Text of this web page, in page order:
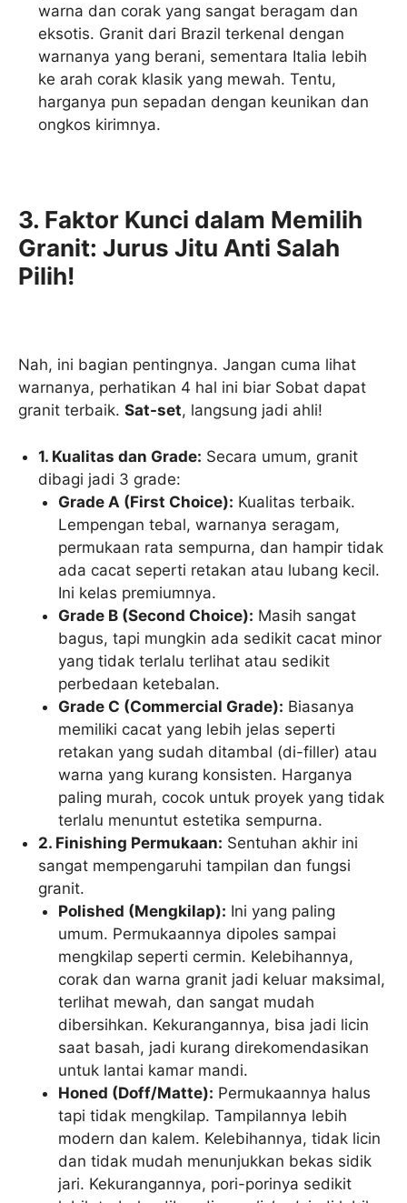
warna dan corak yang sangat beragam dan
eksotis. Granit dari Brazil terkenal dengan
warnanya yang berani, sementara Italia lebih
ke arah corak klasik yang mewah. Tentu,
harganya pun sepadan dengan keunikan dan
ongkos kirimnya.
3. Faktor Kunci dalam Memilih
Granit: Jurus Jitu Anti Salah
Pilih!
Nah, ini bagian pentingnya. Jangan cuma lihat
warnanya, perhatikan 4 hal ini biar Sobat dapat
granit terbaik. Sat-set, langsung jadi ahli!
1. Kualitas dan Grade: Secara umum, granit
dibagi jadi 3 grade:
Grade A (First Choice): Kualitas terbaik.
Lempengan tebal, warnanya seragam,
permukaan rata sempurna, dan hampir tidak
ada cacat seperti retakan atau lubang kecil.
Ini kelas premiumnya.
Grade B (Second Choice): Masih sangat
bagus, tapi mungkin ada sedikit cacat minor
yang tidak terlalu terlihat atau sedikit
perbedaan ketebalan.
Grade C (Commercial Grade): Biasanya
memiliki cacat yang lebih jelas seperti
retakan yang sudah ditambal (di-filler) atau
warna yang kurang konsisten. Harganya
paling murah, cocok untuk proyek yang tidak
terlalu menuntut estetika sempurna.
2. Finishing Permukaan: Sentuhan akhir ini
sangat mempengaruhi tampilan dan fungsi
granit.
Polished (Mengkilap): Ini yang paling
umum. Permukaannya dipoles sampai
mengkilap seperti cermin. Kelebihannya,
corak dan warna granit jadi keluar maksimal,
terlihat mewah, dan sangat mudah
dibersihkan. Kekurangannya, bisa jadi licin
saat basah, jadi kurang direkomendasikan
untuk lantai kamar mandi.
Honed (Doff/Matte): Permukaannya halus
tapi tidak mengkilap. Tampilannya lebih
modern dan kalem. Kelebihannya, tidak licin
dan tidak mudah menunjukkan bekas sidik
jari. Kekurangannya, pori-porinya sedikit